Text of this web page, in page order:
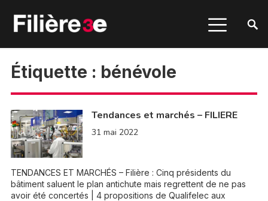
Étiquette : bénévole
Tendances et marchés – FILIERE
31 mai 2022
TENDANCES ET MARCHÉS – Filière : Cinq présidents du
bâtiment saluent le plan antichute mais regrettent de ne pas
avoir été concertés | 4 propositions de Qualifelec aux